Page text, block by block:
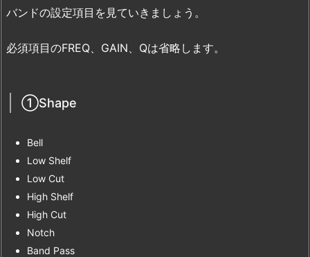
バンドの設定項目を見ていきましょう。
必須項目のFREQ、GAIN、Qは省略します。
①Shape
Bell
Low Shelf
Low Cut
High Shelf
High Cut
Notch
Band Pass